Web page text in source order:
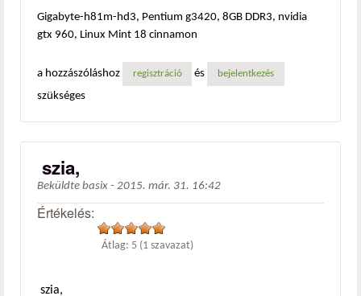
Gigabyte-h81m-hd3, Pentium g3420, 8GB DDR3, nvidia
gtx 960, Linux Mint 18 cinnamon
a hozzászóláshoz regisztráció és bejelentkezés
szükséges
szia,
Beküldte basix - 2015. már. 31. 16:42
Értékelés:
Átlag: 5 (1 szavazat)
szia,